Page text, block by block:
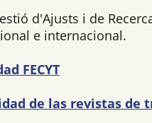
d'Ajusts i de
e internacional.
FECYT
de las revistas